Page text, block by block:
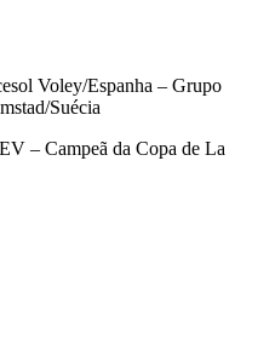
Voley/Espanha – Grupo
Suécia
– Campeã da Copa de La